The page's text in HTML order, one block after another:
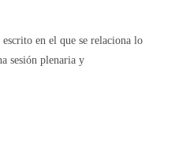
en el que se relaciona lo
sesión plenaria y